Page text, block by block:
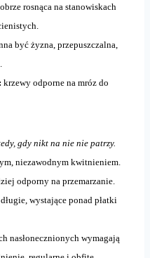
rosnąca na stanowiskach
być żyzna, przepuszczalna,
krzewy odporne na mróz do
gdy nikt na nie nie patrzy.
niezawodnym kwitnieniem.
odporny na przemarzanie.
wystające ponad płatki
nasłonecznionych wymagają